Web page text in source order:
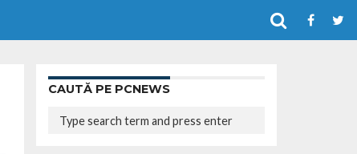
CAUTĂ PE PCNEWS